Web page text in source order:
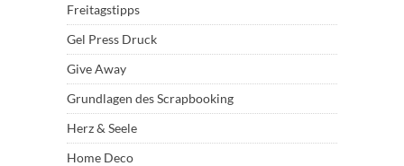
Freitagstipps
Gel Press Druck
Give Away
Grundlagen des Scrapbooking
Herz & Seele
Home Deco